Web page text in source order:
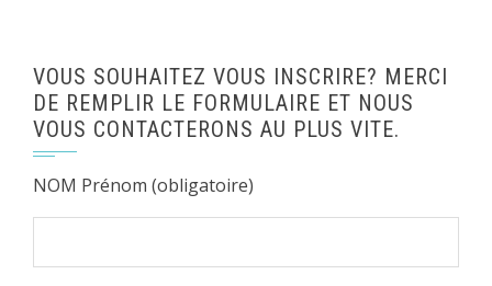
VOUS SOUHAITEZ VOUS INSCRIRE? MERCI
DE REMPLIR LE FORMULAIRE ET NOUS
VOUS CONTACTERONS AU PLUS VITE.
NOM Prénom (obligatoire)